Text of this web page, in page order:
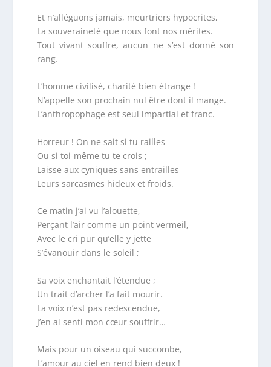
Et n’alléguons jamais, meurtriers hypocrites,
La souveraineté que nous font nos mérites.
Tout vivant souffre, aucun ne s’est donné son
rang.
L’homme civilisé, charité bien étrange !
N’appelle son prochain nul être dont il mange.
L’anthropophage est seul impartial et franc.
Horreur ! On ne sait si tu railles
Ou si toi-même tu te crois ;
Laisse aux cyniques sans entrailles
Leurs sarcasmes hideux et froids.
Ce matin j’ai vu l’alouette,
Perçant l’air comme un point vermeil,
Avec le cri pur qu’elle y jette
S’évanouir dans le soleil ;
Sa voix enchantait l’étendue ;
Un trait d’archer l’a fait mourir.
La voix n’est pas redescendue,
J’en ai senti mon cœur souffrir…
Mais pour un oiseau qui succombe,
L’amour au ciel en rend bien deux !